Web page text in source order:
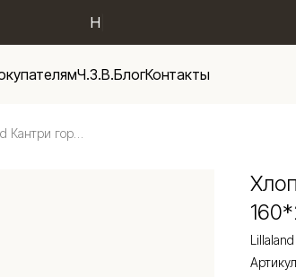
П|
Ч.З.В.БлогКонтакты
Lillaland